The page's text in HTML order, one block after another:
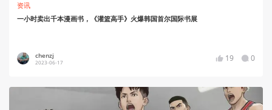
资讯
一小时卖出千本漫画书，《灌篮高手》火爆韩国首尔国际书展
chenzj
2023-06-17 19 0